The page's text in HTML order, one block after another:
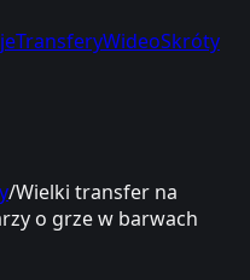
TransferyWideoSkróty
/Wielki transfer na
o grze w barwach